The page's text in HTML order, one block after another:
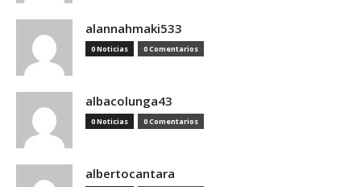
alannahmaki533
0 Noticias 0 Comentarios
albacolunga43
0 Noticias 0 Comentarios
albertocantara